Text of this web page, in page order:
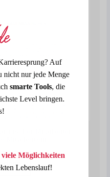
Auf
nicht nur jede Menge
smarte Tools, die
Level bringen.
Möglichkeiten
Lebenslauf!